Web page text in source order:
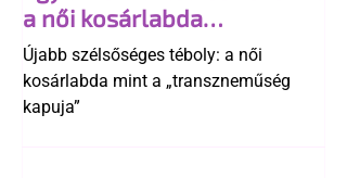
a női kosárlabda
transzneműséghez vezet
Újabb szélsőséges téboly: a női
kosárlabda mint a „transzneműség
kapuja”